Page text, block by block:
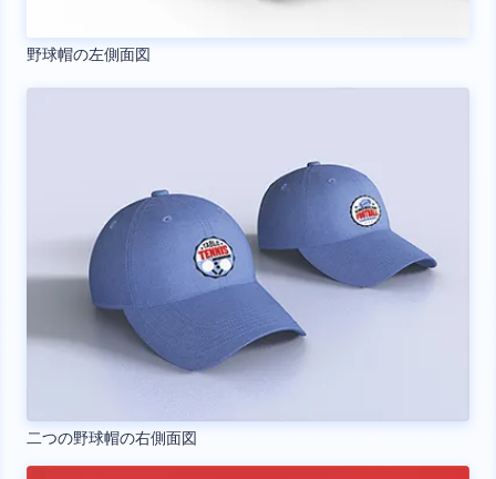
野球帽の左側面図
二つの野球帽の右側面図